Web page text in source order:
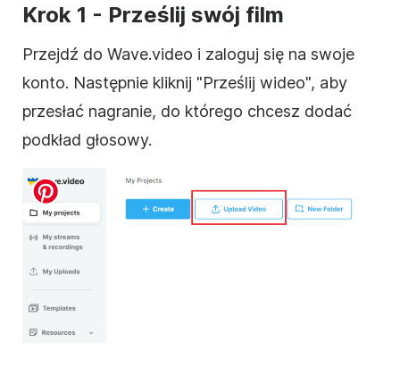
Krok 1 - Prześlij swój film
Przejdź do Wave.video i zaloguj się na swoje
konto. Następnie kliknij "Prześlij wideo", aby
przesłać nagranie, do którego chcesz dodać
podkład głosowy.